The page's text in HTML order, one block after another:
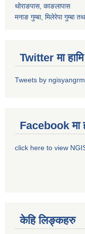
थोराङपास, काङलापास
मनाङ गुम्बा, मिलेरेपा गुम्बा
Twitter मा हामि
Tweets by
Facebook मा
click here to view
केहि लिङ्कहरु